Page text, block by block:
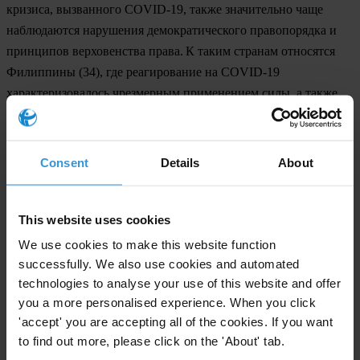
Consent Details About
This website uses cookies
We use cookies to make this website function
successfully. We also use cookies and automated
technologies to analyse your use of this website and offer
you a more personalised experience. When you click
'accept' you are accepting all of the cookies. If you want
to find out more, please click on the 'About' tab.
кризиса, вызванного COVID-19, также значительно чаще
наблюдаются нарушения демократического правопорядка и
принципов верховенства права. К таким странам относятся
Филиппины (34), где реагирование на COVID-19
характеризовалось чрезмерным применением силы, а также
серьезными нарушениями прав человека и свободы СМИ.
результатом 67 баллов занимают самую низкую позицию в
ИВК с 2012 года. Помимо предполагаемого конфликта
использованием беспрецедентного пакета помощи для борьбы
с COVID-19 в размере 1 триллиона долларов США вызвал
серьезную обеспокоенность и ознаменовал собой
значительное отступление от устоявшихся демократических
норм, способствующих подотчетности правительства.